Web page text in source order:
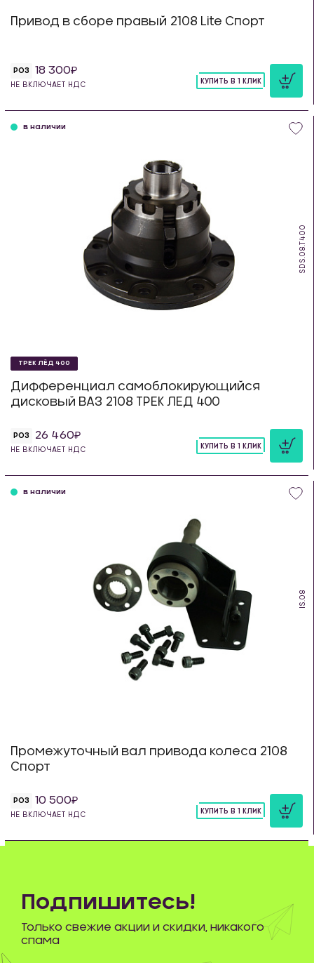
Привод в сборе правый 2108 Lite Спорт
РОЗ 18 300
НЕ ВКЛЮЧАЕТ НДС
КУПИТЬ В 1 КЛИК
SDS.08.T400
в наличии
ТРЕК ЛЁД 400
Дифференциал самоблокирующийся
дисковый ВАЗ 2108 ТРЕК ЛЕД 400
РОЗ 26 460
НЕ ВКЛЮЧАЕТ НДС
КУПИТЬ В 1 КЛИК
IS.08
в наличии
Промежуточный вал привода колеса 2108
Спорт
РОЗ 10 500
НЕ ВКЛЮЧАЕТ НДС
КУПИТЬ В 1 КЛИК
Подпишитесь!
Только свежие акции и скидки, никакого
спама